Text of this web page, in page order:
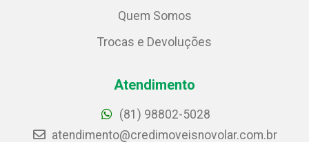
Quem Somos
Trocas e Devoluções
Atendimento
(81) 98802-5028
atendimento@credimoveisnovolar.com.br